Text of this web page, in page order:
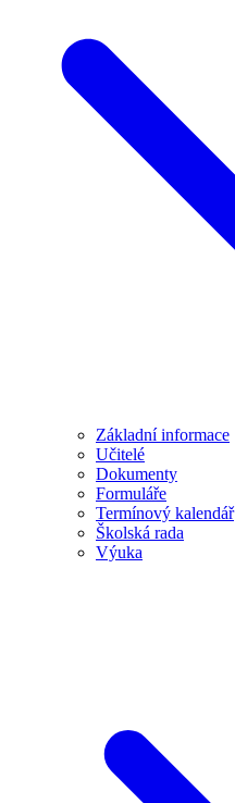
Základní informace
Učitelé
Dokumenty
Formuláře
Termínový kalendář
Školská rada
Výuka